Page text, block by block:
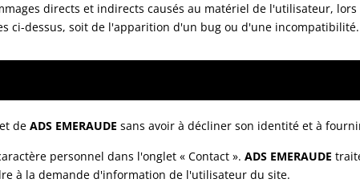
directs et indirects causés au matériel de l'utilisateur,
ci-dessus, soit de l'apparition d'un bug ou d'une incompatibilité.
de ADS EMERAUDE sans avoir à décliner son identité et à
personnel dans l'onglet « Contact ». ADS EMERAUDE
à la demande d'information de l'utilisateur du site.